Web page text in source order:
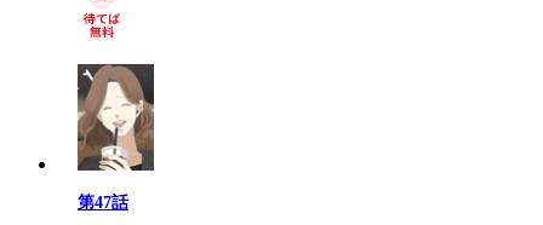
第47話